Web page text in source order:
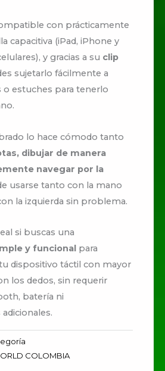
con prácticamente
capacitiva (iPad, iPhone y
y gracias a su clip
sujetarlo fácilmente a
o estuches para tenerlo
lo hace cómodo tanto
dibujar de manera
navegar por la
usarse tanto con la mano
la izquierda sin problema.
si buscas una
y funcional para
dispositivo táctil con mayor
los dedos, sin requerir
batería ni
COLOMBIA